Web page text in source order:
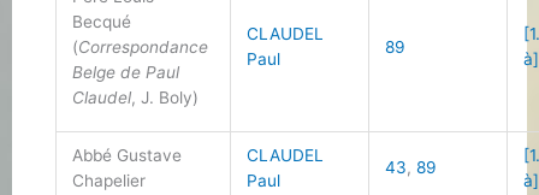
Becqué
(Correspondance
Belge de Paul
Claudel, J. Boly)
CLAUDEL
Paul
89
à]
Abbé Gustave
Chapelier
CLAUDEL
Paul
43,89
à]